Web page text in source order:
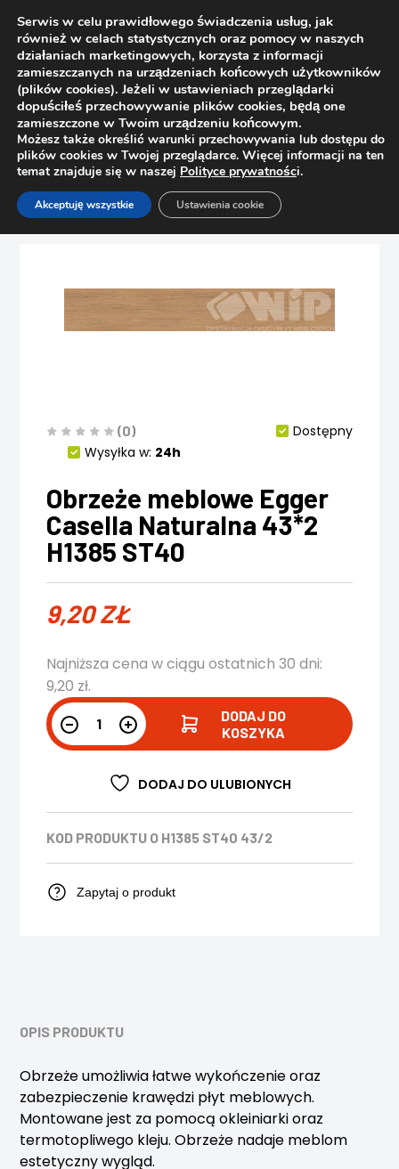
Strona główna Sklep
Bez kategorii
Obrzeże meblowe Egger Casella Naturalna 43*2 H1385 ST40
(0)
Dostępny
Wysyłka w: 24h
Obrzeże meblowe Egger
Casella Naturalna 43*2
H1385 ST40
9,20ZŁ
Najniższa cena w ciągu ostatnich 30 dni:
9,20 zł.
DODAJ DO
KOSZYKA
DODAJ DO ULUBIONYCH
KOD PRODUKTU O H1385 ST40 43/2
Zapytaj o produkt
OPIS PRODUKTU
Obrzeże umożliwia łatwe wykończenie oraz
zabezpieczenie krawędzi płyt meblowych.
Montowane jest za pomocą okleiniarki oraz
termotopliwego kleju. Obrzeże nadaje meblom
estetyczny wygląd.
Serwis w celu prawidłowego świadczenia usług, jak
również w celach statystycznych oraz pomocy w naszych
działaniach marketingowych, korzysta z informacji
zamieszczanych na urządzeniach końcowych użytkowników
(plików cookies). Jeżeli w ustawieniach przeglądarki
dopuściłeś przechowywanie plików cookies, będą one
zamieszczone w Twoim urządzeniu końcowym.
Możesz także określić warunki przechowywania lub dostępu do
plików cookies w Twojej przeglądarce. Więcej informacji na ten
temat znajduje się w naszej Polityce prywatności.
Akceptuję wszystkie Ustawienia cookie